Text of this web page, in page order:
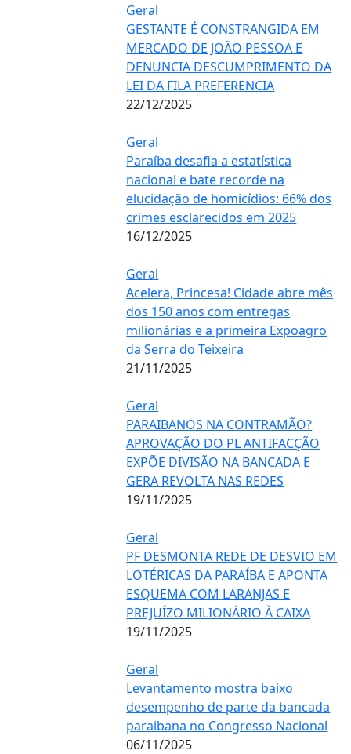
Geral
GESTANTE É CONSTRANGIDA EM
MERCADO DE JOÃO PESSOA E
DENUNCIA DESCUMPRIMENTO DA
LEI DA FILA PREFERENCIA
22/12/2025
Geral
Paraíba desafia a estatística
nacional e bate recorde na
elucidação de homicídios: 66% dos
crimes esclarecidos em 2025
16/12/2025
Geral
Acelera, Princesa! Cidade abre mês
dos 150 anos com entregas
milionárias e a primeira Expoagro
da Serra do Teixeira
21/11/2025
Geral
PARAIBANOS NA CONTRAMÃO?
APROVAÇÃO DO PL ANTIFACÇÃO
EXPÕE DIVISÃO NA BANCADA E
GERA REVOLTA NAS REDES
19/11/2025
Geral
PF DESMONTA REDE DE DESVIO EM
LOTÉRICAS DA PARAÍBA E APONTA
ESQUEMA COM LARANJAS E
PREJUÍZO MILIONÁRIO À CAIXA
19/11/2025
Geral
Levantamento mostra baixo
desempenho de parte da bancada
paraibana no Congresso Nacional
06/11/2025